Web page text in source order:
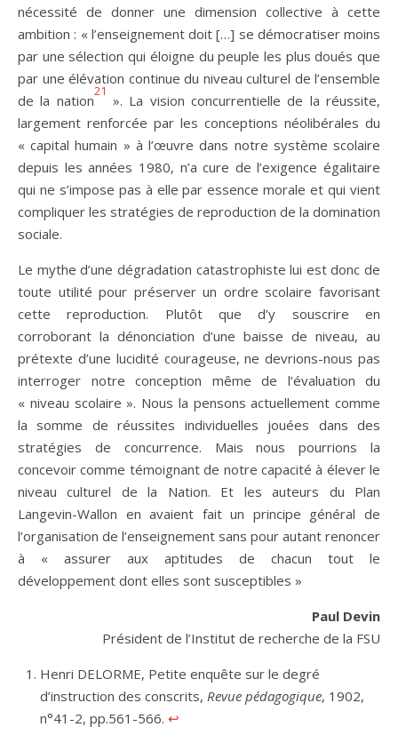
nécessité de donner une dimension collective à cette
ambition : « l’enseignement doit […] se démocratiser moins
par une sélection qui éloigne du peuple les plus doués que
par une élévation continue du niveau culturel de l’ensemble
de la nation
21
». La vision concurrentielle de la réussite,
largement renforcée par les conceptions néolibérales du
« capital humain » à l’œuvre dans notre système scolaire
depuis les années 1980, n’a cure de l’exigence égalitaire
qui ne s’impose pas à elle par essence morale et qui vient
compliquer les stratégies de reproduction de la domination
sociale.
Le mythe d’une dégradation catastrophiste lui est donc de
toute utilité pour préserver un ordre scolaire favorisant
cette reproduction. Plutôt que d’y souscrire en
corroborant la dénonciation d’une baisse de niveau, au
prétexte d’une lucidité courageuse, ne devrions-nous pas
interroger notre conception même de l’évaluation du
« niveau scolaire ». Nous la pensons actuellement comme
la somme de réussites individuelles jouées dans des
stratégies de concurrence. Mais nous pourrions la
concevoir comme témoignant de notre capacité à élever le
niveau culturel de la Nation. Et les auteurs du Plan
Langevin-Wallon en avaient fait un principe général de
l’organisation de l’enseignement sans pour autant renoncer
à « assurer aux aptitudes de chacun tout le
développement dont elles sont susceptibles »
Paul Devin
Président de l’Institut de recherche de la FSU
Henri DELORME, Petite enquête sur le degré
d’instruction des conscrits, Revue pédagogique, 1902,
n°41-2, pp.561-566. ↩︎